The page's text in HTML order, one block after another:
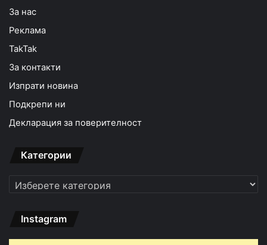
За нас
Реклама
TakTak
За контакти
Изпрати новина
Подкрепи ни
Декларация за поверителност
Категории
Категории
Instagram